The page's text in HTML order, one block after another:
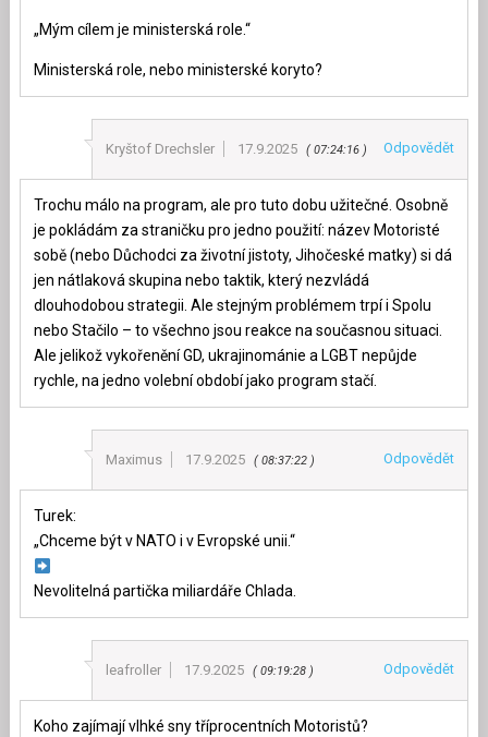
„Mým cílem je ministerská role.“
Ministerská role, nebo ministerské koryto?
Kryštof Drechsler 17.9.2025 07:24:16 Odpovědět
Trochu málo na program, ale pro tuto dobu užitečné. Osobně
je pokládám za straničku pro jedno použití: název Motoristé
sobě (nebo Důchodci za životní jistoty, Jihočeské matky) si dá
jen nátlaková skupina nebo taktik, který nezvládá
dlouhodobou strategii. Ale stejným problémem trpí i Spolu
nebo Stačilo – to všechno jsou reakce na současnou situaci.
Ale jelikož vykořenění GD, ukrajinománie a LGBT nepůjde
rychle, na jedno volební období jako program stačí.
Maximus 17.9.2025 08:37:22 Odpovědět
Turek:
„Chceme být v NATO i v Evropské unii.“
Nevolitelná partička miliardáře Chlada.
leafroller 17.9.2025 09:19:28 Odpovědět
Koho zajímají vlhké sny tříprocentních Motoristů?